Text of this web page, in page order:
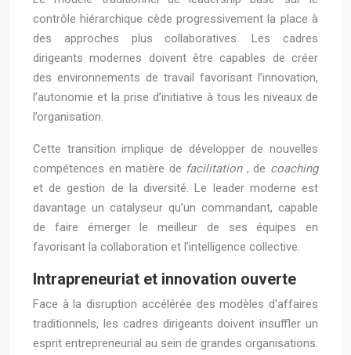
contrôle hiérarchique cède progressivement la place à
des approches plus collaboratives. Les cadres
dirigeants modernes doivent être capables de créer
des environnements de travail favorisant l’innovation,
l’autonomie et la prise d’initiative à tous les niveaux de
l’organisation.
Cette transition implique de développer de nouvelles
compétences en matière de facilitation , de coaching
et de gestion de la diversité. Le leader moderne est
davantage un catalyseur qu’un commandant, capable
de faire émerger le meilleur de ses équipes en
favorisant la collaboration et l’intelligence collective.
Intrapreneuriat et innovation ouverte
Face à la disruption accélérée des modèles d’affaires
traditionnels, les cadres dirigeants doivent insuffler un
esprit entrepreneurial au sein de grandes organisations.